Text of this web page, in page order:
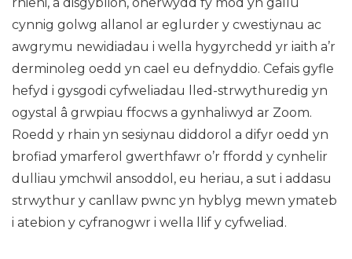
cynnig golwg allanol ar eglurder y cwestiynau ac
awgrymu newidiadau i wella hygyrchedd yr iaith a’r
derminoleg oedd yn cael eu defnyddio. Cefais gyfle
hefyd i gysgodi cyfweliadau lled-strwythuredig yn
ogystal â grwpiau ffocws a gynhaliwyd ar Zoom.
Roedd y rhain yn sesiynau diddorol a difyr oedd yn
brofiad ymarferol gwerthfawr o’r ffordd y cynhelir
dulliau ymchwil ansoddol, eu heriau, a sut i addasu
strwythur y canllaw pwnc yn hyblyg mewn ymateb
i atebion y cyfranogwr i wella llif y cyfweliad.